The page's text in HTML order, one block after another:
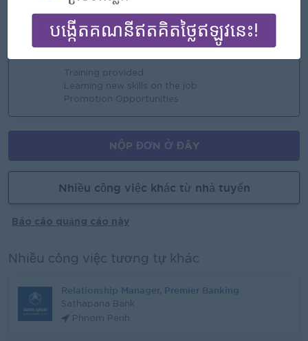
Bạn có thể tạo nên sự khác biệt
Cơ hội nghề nghiệp
Training provided
Learning new skills on the job
Promotion Opportunities
NỘP ĐƠN Ở ĐÂY
Nhiều công việc khác từ nhà tuyển
Báo cáo quảng cáo này
Nhiều công việc tương tự khác
Relationship Manager, Premier Banking
Sathapana Bank
Phnom Penh